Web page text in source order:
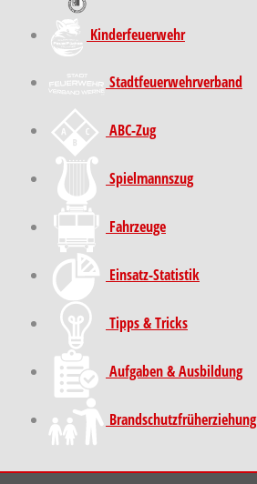
Kinder­feuer­wehr
Stadt­feuer­wehr­verband
ABC-Zug
Spielmannszug
Fahrzeuge
Einsatz-Statistik
Tipps & Tricks
Aufgaben & Ausbildung
Brand­schutz­früh­erziehung